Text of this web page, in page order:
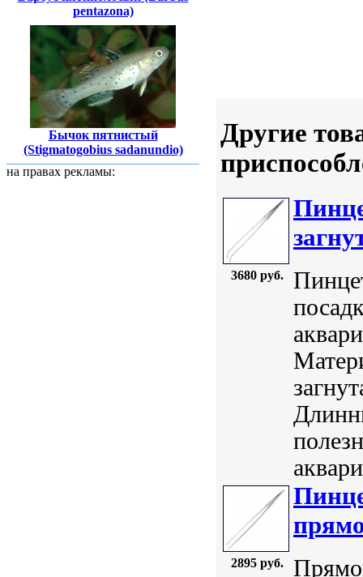
pentazona)
Бычок пятнистый
(Stigmatogobius sadanundio)
на правах рекламы:
Другие
3680 руб.
2895 руб.